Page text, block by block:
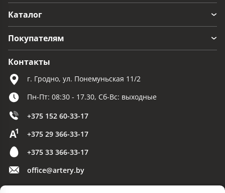
Каталог
Покупателям
Контакты
г. Гродно, ул. Понемуньская 11/2
Пн-Пт: 08:30 - 17.30, Сб-Вс: выходные
+375 152 60-33-17
+375 29 366-33-17
+375 33 366-33-17
office@artery.by